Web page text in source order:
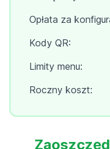
Opłata za
Kody QR:
Limity menu:
Roczny koszt: